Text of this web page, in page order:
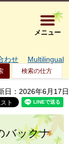
大阪府箕
メニュー
わせ Multilingual
検索の仕方
日：2026年6月17日
バックナ